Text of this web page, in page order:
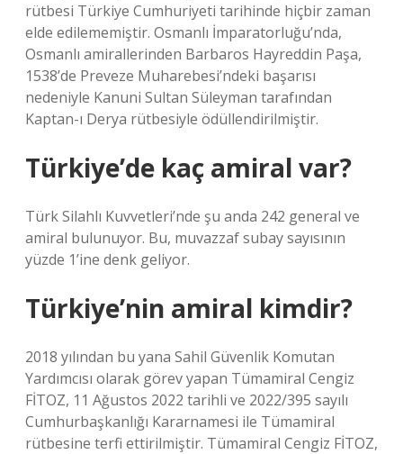
rütbesi Türkiye Cumhuriyeti tarihinde hiçbir zaman
elde edilememiştir. Osmanlı İmparatorluğu’nda,
Osmanlı amirallerinden Barbaros Hayreddin Paşa,
1538’de Preveze Muharebesi’ndeki başarısı
nedeniyle Kanuni Sultan Süleyman tarafından
Kaptan-ı Derya rütbesiyle ödüllendirilmiştir.
Türkiye’de kaç amiral var?
Türk Silahlı Kuvvetleri’nde şu anda 242 general ve
amiral bulunuyor. Bu, muvazzaf subay sayısının
yüzde 1’ine denk geliyor.
Türkiye’nin amiral kimdir?
2018 yılından bu yana Sahil Güvenlik Komutan
Yardımcısı olarak görev yapan Tümamiral Cengiz
FİTOZ, 11 Ağustos 2022 tarihli ve 2022/395 sayılı
Cumhurbaşkanlığı Kararnamesi ile Tümamiral
rütbesine terfi ettirilmiştir. Tümamiral Cengiz FİTOZ,